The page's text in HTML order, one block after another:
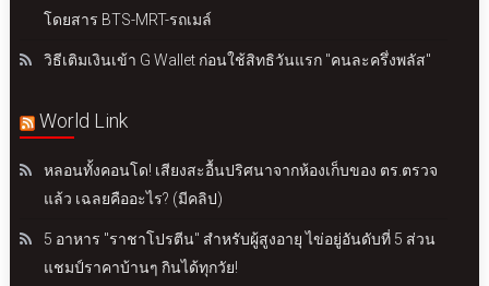
โดยสาร BTS-MRT-รถเมล์
วิธีเติมเงินเข้า G Wallet ก่อนใช้สิทธิวันแรก "คนละครึ่งพลัส"
World Link
หลอนทั้งคอนโด! เสียงสะอื้นปริศนาจากห้องเก็บของ ตร.ตรวจ
แล้ว เฉลยคืออะไร? (มีคลิป)
5 อาหาร "ราชาโปรตีน" สำหรับผู้สูงอายุ ไข่อยู่อันดับที่ 5 ส่วน
แชมป์ราคาบ้านๆ กินได้ทุกวัย!